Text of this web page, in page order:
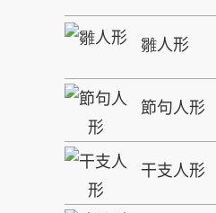
雛人形
節句人形
干支人形